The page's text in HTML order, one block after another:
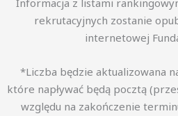
Informacja z listami
rekrutacyjnych zostanie
internetowej
*Liczba będzie aktualizowana
które napływać będą pocztą
względu na zakończenie